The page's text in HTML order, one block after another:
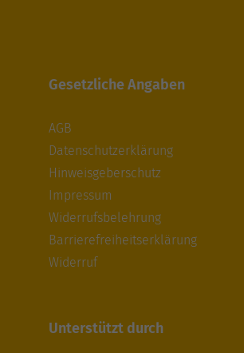
Gesetzliche Angaben
AGB
Datenschutzerklärung
Hinweisgeberschutz
Impressum
Widerrufsbelehrung
Barrierefreiheitserklärung
Widerruf
Unterstützt durch